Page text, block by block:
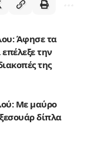
Άφησε τα
την
της
Με μαύρο
δίπλα